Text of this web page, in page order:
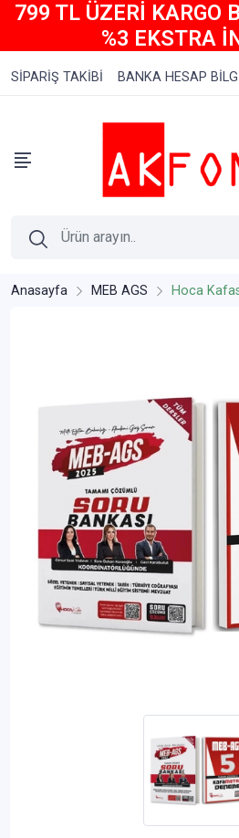
799 TL ÜZERİ KARGO
%3 EKSTRA
SİPARİŞ TAKİBİ BANKA HESAP
Anasayfa MEB AGS Hoca